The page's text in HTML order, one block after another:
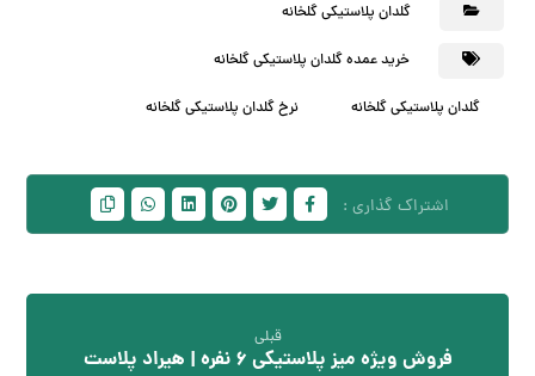
گلدان پلاستیکی گلخانه
خرید عمده گلدان پلاستیکی گلخانه
گلدان پلاستیکی گلخانه نرخ گلدان پلاستیکی گلخانه
قبلی
فروش ویژه میز پلاستیکی 6 نفره | هیراد پلاست